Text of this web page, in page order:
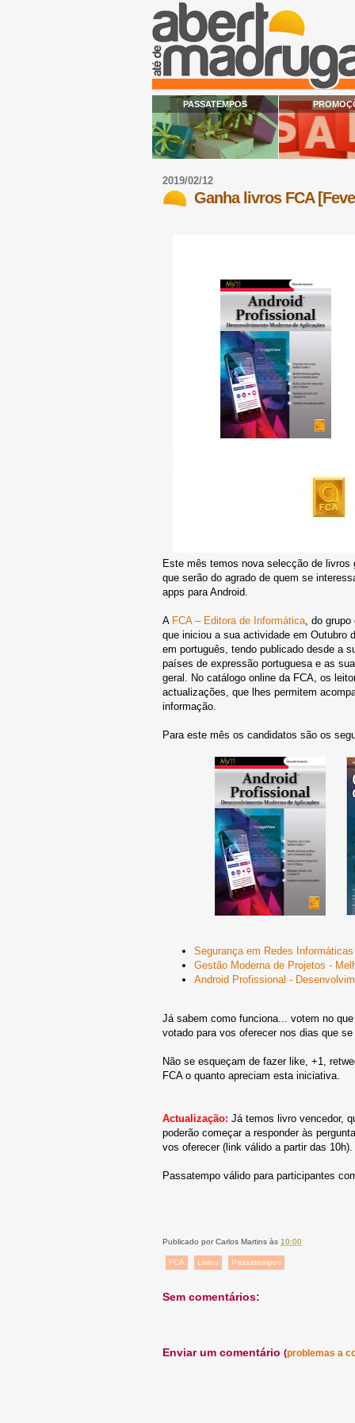
PASSATEMPOS
2019/02/12
Ganha livros FCA
Este mês temos nova selecção de livros
que serão do agrado de quem se
apps para Android.
A FCA – Editora de Informática , do
que iniciou a sua actividade em Outubro
em português, tendo publicado desde a
países de expressão portuguesa e as
geral. No catálogo online da FCA, os
actualizações, que lhes permitem
informação.
Para este mês os candidatos são os
Segurança em Redes Informáticas
Gestão Moderna de Projetos -
Android Profissional -
Já sabem como funciona... votem no
votado para vos oferecer nos dias que
Não se esqueçam de fazer like, +1,
FCA o quanto apreciam esta iniciativa.
Actualização: Já temos livro vencedor,
poderão começar a responder às
vos oferecer (link válido a partir das 10h).
Passatempo válido para participantes
Publicado porCarlos Martins às 10:00
FCA Livros Passatempos
Sem comentários:
Enviar um comentário (problemas a